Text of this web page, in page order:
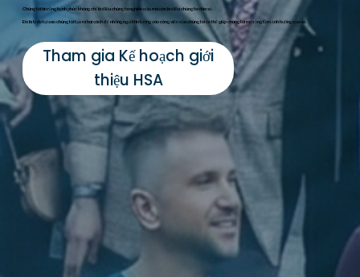
Chúng tôi tin rằng hạnh phúc không chỉ là điều chúng ta nghiên cứu, mà còn là điều chúng ta chia sẻ.
Đó là lý do tại sao chúng tôi tạo ra hai cách để những người tin tưởng vào công việc của chúng tôi có thể giúp chúng tôi mở rộng tầm ảnh hưởng của nó.
Tham gia Kế hoạch giới
thiệu HSA